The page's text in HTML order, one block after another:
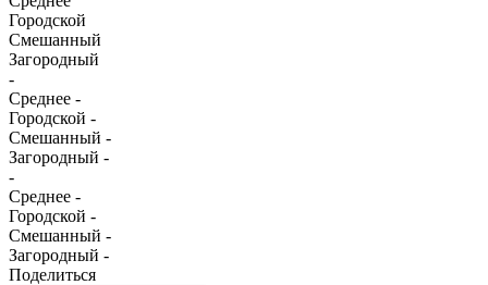
Городской
Смешанный
Загородный
-
Среднее -
Городской -
Смешанный -
Загородный -
-
Среднее -
Городской -
Смешанный -
Загородный -
Поделиться